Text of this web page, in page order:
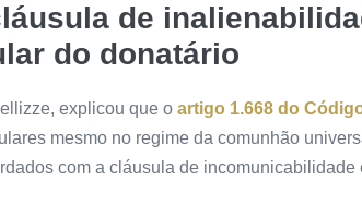
de
do donatário
explicou que o artigo 1.668 do
mesmo no regime da comunhão
com a cláusula de incomunicabilidade